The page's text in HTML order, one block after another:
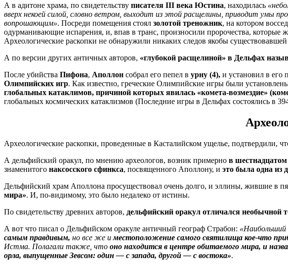
А в адитоне храма, по свидетельству писателя III века Юстина, находилась
вверх некоей силой, словно ветром, выходит из этой расщелины, приводит умы
вопрошающим». Посреди помещения стоял золотой треножник, на котором
одурманивающие испарения, и, впав в транс, произносили пророчества,
Археологические раскопки не обнаружили никаких следов якобы
А по версии других античных авторов, «глубокой расщелиной» в Дельфах
После убийства Пифона, Аполлон собрал его пепел в урну (4), и установил в его
Олимпийских игр. Как известно, греческие Олимпийские игры были
глобальных катаклимов, причиной которых явилась «комета-возмездие»
глобальных космических катаклизмов (Последние игры в Дельфах состоялись в
Археологические раскопки, проведенные в Касталийском ущелье, подтвердили,
А дельфийский оракул, по мнению археологов, возник примерно в шестнадцатом
знаменитого наксосского сфинкса, посвященного Аполлону, и это была одна из
Дельфийский храм Аполлона просуществовал очень долго, и эллины, жившие в
мира». И, по-видимому, это было недалеко от истины.
По свидетельству древних авторов, дельфийский оракул отличался необычной
А вот что писал о Дельфийском оракуле античный географ Страбон: «Наибольший
самым правдивым, но все же иместоположение самого святилища кое-что
Истма. Полагали также, что оно находится в центре обитаемого мира, и
орла, выпущенные Зевсом: один — с запада, другой — с востока».